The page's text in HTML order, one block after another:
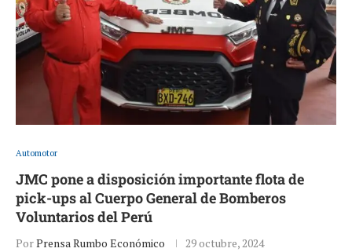
Automotor
JMC pone a disposición importante flota de
pick-ups al Cuerpo General de Bomberos
Voluntarios del Perú
PorPrensa Rumbo Económico 29 octubre, 2024